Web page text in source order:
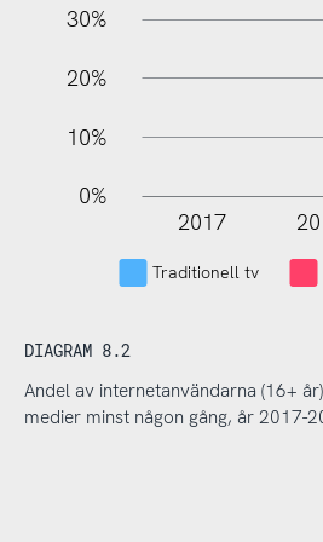
30%
20%
10%
0%
2017
Traditionell tv
DIAGRAM 8.2
Andel av internetanvändarna (16+
medier minst någon gång, år 2017-